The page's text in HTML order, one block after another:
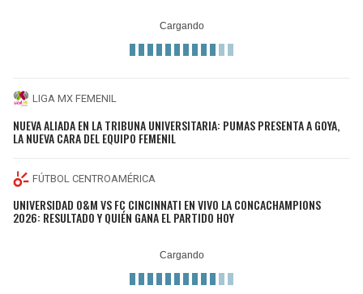
LIGA MX FEMENIL
NUEVA ALIADA EN LA TRIBUNA UNIVERSITARIA: PUMAS PRESENTA A GOYA,
LA NUEVA CARA DEL EQUIPO FEMENIL
FÚTBOL CENTROAMÉRICA
UNIVERSIDAD O&M VS FC CINCINNATI EN VIVO LA CONCACHAMPIONS
2026: RESULTADO Y QUIÉN GANA EL PARTIDO HOY